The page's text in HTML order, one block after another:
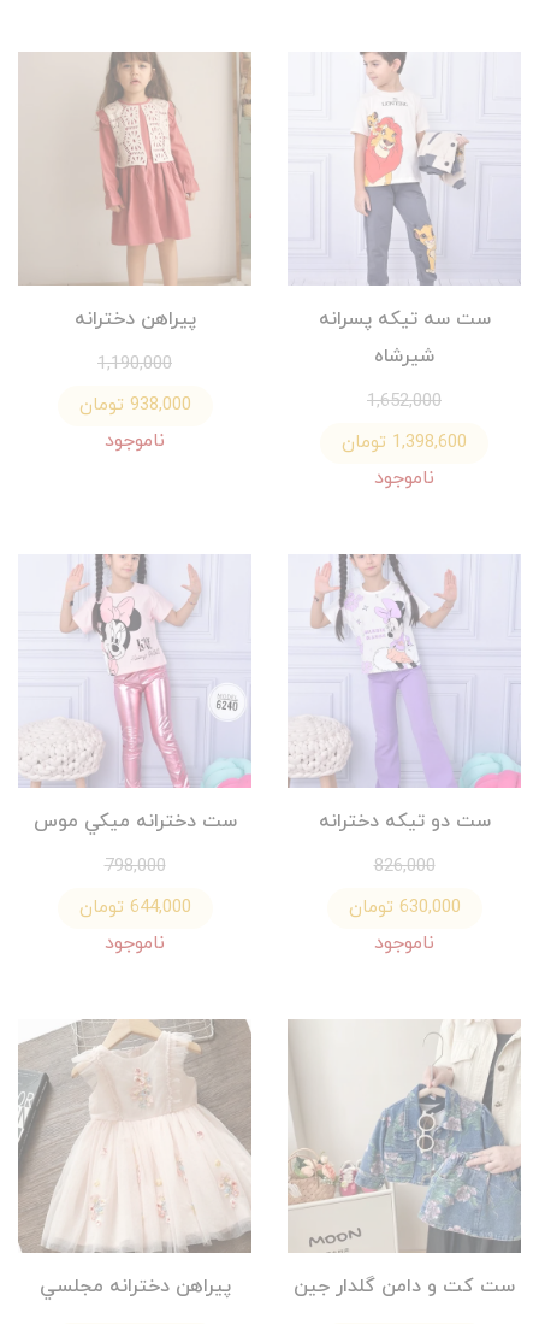
ست سه تيكه پسرانه
شيرشاه
1,652,000
1,398,600 تومان
ناموجود
پيراهن دخترانه
1,190,000
938,000 تومان
ناموجود
ست دو تيكه دخترانه
826,000
630,000 تومان
ناموجود
ست دخترانه ميكي موس
798,000
644,000 تومان
ناموجود
ست كت و دامن گلدار جين پيراهن دخترانه مجلسي